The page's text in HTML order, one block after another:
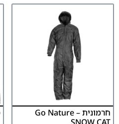
חרמונית Go Nature –